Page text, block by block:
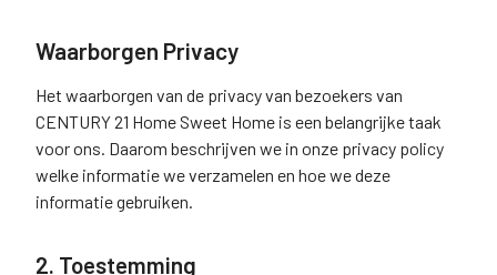
Waarborgen Privacy
Het waarborgen van de privacy van bezoekers van
CENTURY 21 Home Sweet Home is een belangrijke taak
voor ons. Daarom beschrijven we in onze privacy policy
welke informatie we verzamelen en hoe we deze
informatie gebruiken.
2. Toestemming